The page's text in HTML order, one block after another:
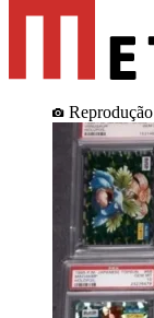
Reprodução